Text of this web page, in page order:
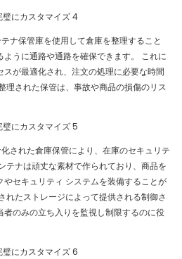
ナ保管庫を使用して倉庫を整理すること
うに通路や通路を確保できます。 これに
が最適化され、注文の処理に必要な時間
理された保管は、事故や商品の損傷のリス
された倉庫保管により、在庫のセキュリテ
テナは頑丈な素材で作られており、商品を
セキュリティ システムを装備することが
れたストレージによって提供される制御さ
のみの立ち入りを監視し制限するのに役